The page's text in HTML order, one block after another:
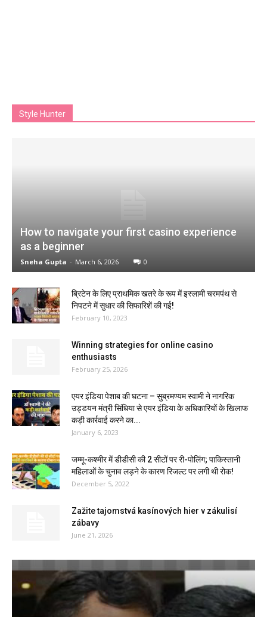
Style Hunter
How to navigate your first casino experience
as a beginner
Sneha Gupta - March 6, 2026 0
ब्रिटेन के लिए प्राथमिक खतरे के रूप में इस्लामी चरमपंथ से
निपटने में सुधार की सिफारिशें की गई!
February 10, 2023
Winning strategies for online casino
enthusiasts
February 25, 2026
एयर इंडिया पेशाब की घटना – सुब्रमण्यम स्वामी ने नागरिक
उड्डयन मंत्री सिंधिया से एयर इंडिया के अधिकारियों के खिलाफ
कड़ी कार्रवाई करने का...
January 6, 2023
जम्मू-कश्मीर में डीडीसी की 2 सीटों पर री-पोलिंग; पाकिस्तानी
महिलाओं के चुनाव लड़ने के कारण रिजल्ट पर लगी थी रोक!
December 5, 2022
Zažite tajomstvá kasínových hier v zákulisí
zábavy
June 21, 2026